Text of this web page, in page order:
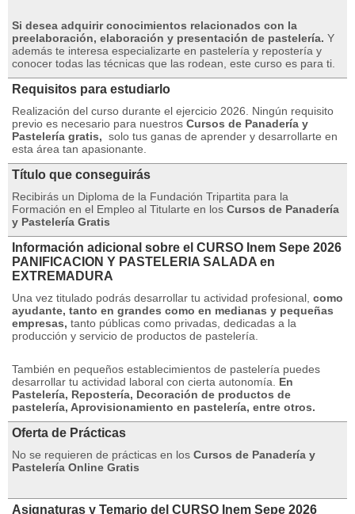
Si desea adquirir conocimientos relacionados con la
preelaboración, elaboración y presentación de pastelería. Y
además te interesa especializarte en pastelería y repostería y
conocer todas las técnicas que las rodean, este curso es para ti.
Requisitos para estudiarlo
Realización del curso durante el ejercicio 2026. Ningún requisito
previo es necesario para nuestros Cursos de Panadería y
Pastelería gratis, solo tus ganas de aprender y desarrollarte en
esta área tan apasionante.
Título que conseguirás
Recibirás un Diploma de la Fundación Tripartita para la
Formación en el Empleo al Titularte en los Cursos de Panadería
y Pastelería Gratis
Información adicional sobre el CURSO Inem Sepe 2026
PANIFICACION Y PASTELERIA SALADA en
EXTREMADURA
Una vez titulado podrás desarrollar tu actividad profesional, como
ayudante, tanto en grandes como en medianas y pequeñas
empresas, tanto públicas como privadas, dedicadas a la
producción y servicio de productos de pastelería.
También en pequeños establecimientos de pastelería puedes
desarrollar tu actividad laboral con cierta autonomía. En
Pastelería, Repostería, Decoración de productos de
pastelería, Aprovisionamiento en pastelería, entre otros.
Oferta de Prácticas
No se requieren de prácticas en los Cursos de Panadería y
Pastelería Online Gratis
Asignaturas y Temario del CURSO Inem Sepe 2026